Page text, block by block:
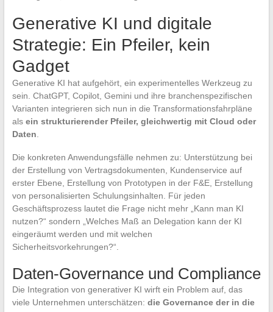
Generative KI und digitale
Strategie: Ein Pfeiler, kein
Gadget
Generative KI hat aufgehört, ein experimentelles Werkzeug zu
sein. ChatGPT, Copilot, Gemini und ihre branchenspezifischen
Varianten integrieren sich nun in die Transformationsfahrpläne
als ein strukturierender Pfeiler, gleichwertig mit Cloud oder
Daten.
Die konkreten Anwendungsfälle nehmen zu: Unterstützung bei
der Erstellung von Vertragsdokumenten, Kundenservice auf
erster Ebene, Erstellung von Prototypen in der F&E, Erstellung
von personalisierten Schulungsinhalten. Für jeden
Geschäftsprozess lautet die Frage nicht mehr „Kann man KI
nutzen?“ sondern „Welches Maß an Delegation kann der KI
eingeräumt werden und mit welchen
Sicherheitsvorkehrungen?“.
Daten-Governance und Compliance
Die Integration von generativer KI wirft ein Problem auf, das
viele Unternehmen unterschätzen: die Governance der in die